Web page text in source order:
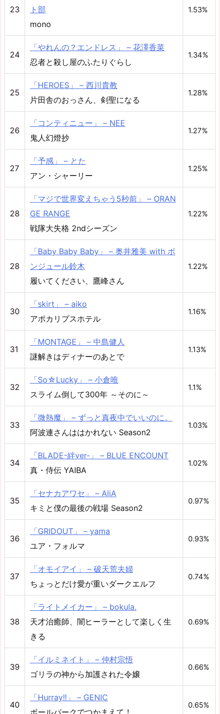
23
ト部
mono
1.53%
24
「やれんの？エンドレス」 – 花澤香菜
忍者と殺し屋のふたりぐらし
1.34%
25
「HEROES」 – 西川貴教
片田舎のおっさん、剣聖になる
1.28%
26
「コンティニュー」 – NEE
鬼人幻燈抄
1.27%
27
「予感」 – とた
アン・シャーリー
1.25%
28
「マジで世界変えちゃう5秒前」 – ORAN
GE RANGE
戦隊大失格 2ndシーズン
1.22%
28
「Baby Baby Baby」 – 奥井雅美 with ボ
ンジュール鈴木
履いてください、鷹峰さん
1.22%
30
「skirt」 – aiko
アポカリプスホテル
1.16%
31
「MONTAGE」 – 中島健人
謎解きはディナーのあとで
1.13%
32
「So☆Lucky」 – 小倉唯
スライム倒して300年 ～そのに～
1.1%
33
「微熱魔」 – ずっと真夜中でいいのに。
阿波連さんははかれない Season2
1.03%
34
「BLADE-絆ver-」 – BLUE ENCOUNT
真・侍伝 YAIBA
1.02%
35
「セナカアワセ」 – AliA
キミと僕の最後の戦場 Season2
0.97%
36
「GRIDOUT」 – yama
ユア・フォルマ
0.93%
37
「オモイアイ」 – 破天荒夫婦
ちょっとだけ愛が重いダークエルフ
0.74%
38
「ライトメイカー」 – bokula.
天才治癒師、闇ヒーラーとして楽しく生
きる
0.69%
39
「イルミネイト」 – 仲村宗悟
ゴリラの神から加護された令嬢
0.66%
40
「Hurray!!」 – GENIC
ボールパークでつかまえて！
0.65%